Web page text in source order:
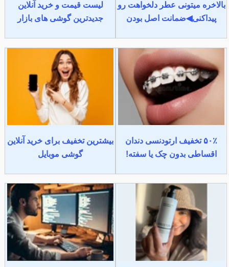
بالاخره میتونی عطر دلخواهت رو
پیداکنی◀ضمانت اصل بودن
لیست قیمت و خرید آنلاین
جدیدترین گوشی های بازار
۵۰٪ تخفیف ارتودنسی دندان
اقساطی بدون چک یا سفته!
بیشترین تخفیف برای خرید آنلاین
گوشی موبایل